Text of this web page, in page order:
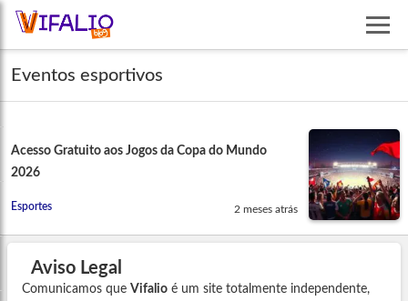
Eventos esportivos
Acesso Gratuito aos Jogos da Copa do Mundo
2026
Esportes 2 meses atrás
Aviso Legal
Comunicamos que Vifalio é um site totalmente independente,